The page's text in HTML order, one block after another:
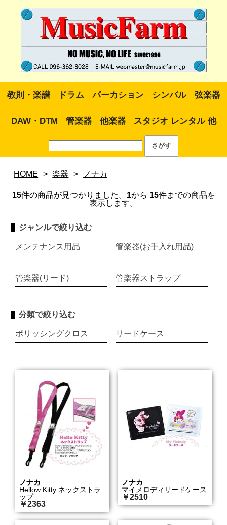
教則・楽譜 ドラム パーカション シンバル 弦楽器
DAW・DTM 管楽器 他楽器 スタジオ レンタル 他
HOME > 楽器 > ノナカ
15件の商品が見つかりました。 1から 15件までの商品を
表示します。
ジャンルで絞り込む
メンテナンス用品 管楽器(お手入れ用品)
管楽器(リード) 管楽器ストラップ
分類で絞り込む
ポリッシングクロス リードケース
ノナカ
Hellow Kitty ネックストラ
ップ
￥2363
ノナカ
マイメロディリードケース
￥2510